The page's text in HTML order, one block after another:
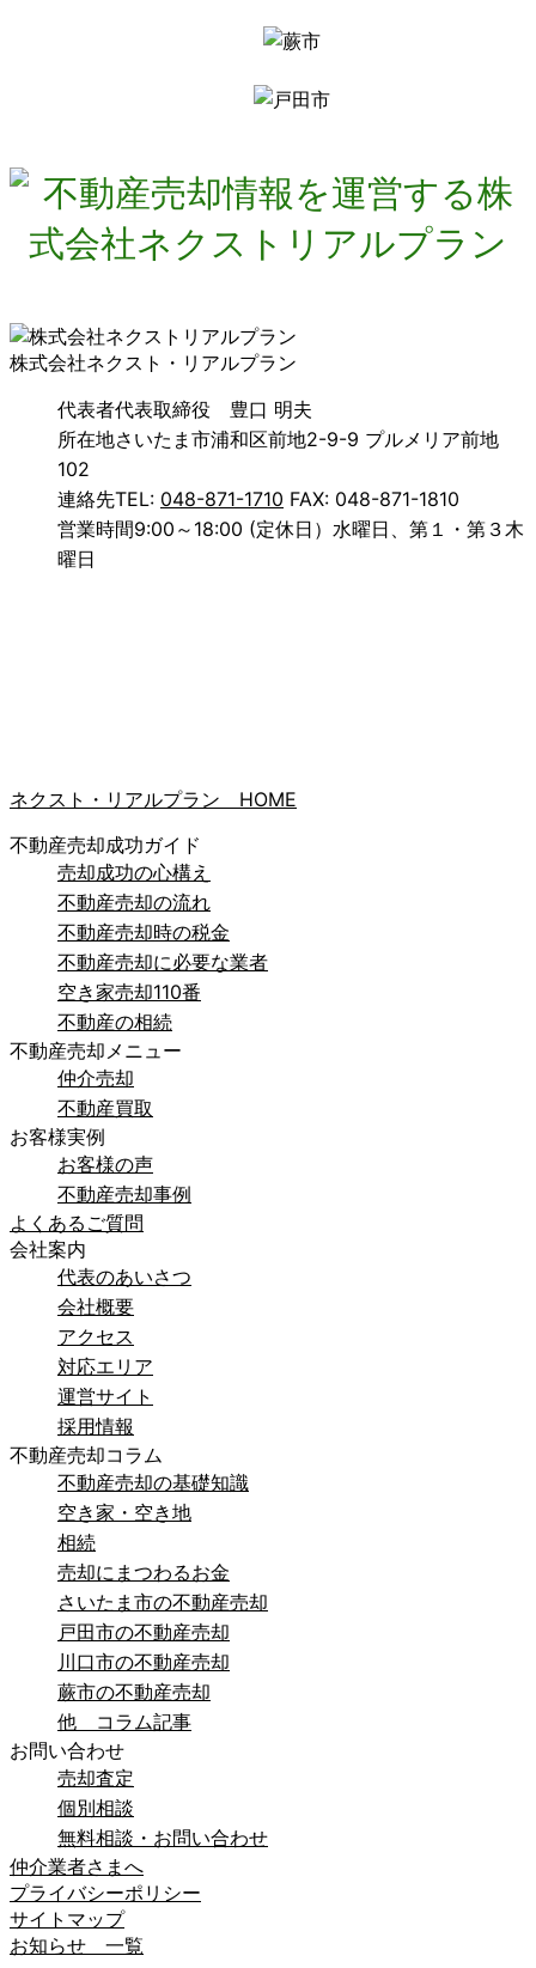
株式会社ネクスト・リアルプラン
代表者代表取締役 豊口 明夫
所在地さいたま市浦和区前地2-9-9 プルメリア前地
102
連絡先TEL: 048-871-1710 FAX: 048-871-1810
営業時間9:00～18:00 (定休日）水曜日、第１・第３木
曜日
ネクスト・リアルプラン HOME
不動産売却成功ガイド
売却成功の心構え
不動産売却の流れ
不動産売却時の税金
不動産売却に必要な業者
空き家売却110番
不動産の相続
不動産売却メニュー
仲介売却
不動産買取
お客様実例
お客様の声
不動産売却事例
よくあるご質問
会社案内
代表のあいさつ
会社概要
アクセス
対応エリア
運営サイト
採用情報
不動産売却コラム
不動産売却の基礎知識
空き家・空き地
相続
売却にまつわるお金
さいたま市の不動産売却
戸田市の不動産売却
川口市の不動産売却
蕨市の不動産売却
他 コラム記事
お問い合わせ
売却査定
個別相談
無料相談・お問い合わせ
仲介業者さまへ
プライバシーポリシー
サイトマップ
お知らせ 一覧